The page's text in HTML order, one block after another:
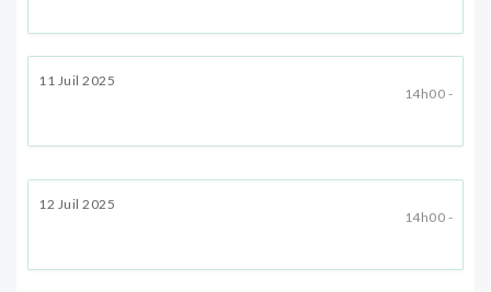
11 Juil 2025
14h00 -
12 Juil 2025
14h00 -